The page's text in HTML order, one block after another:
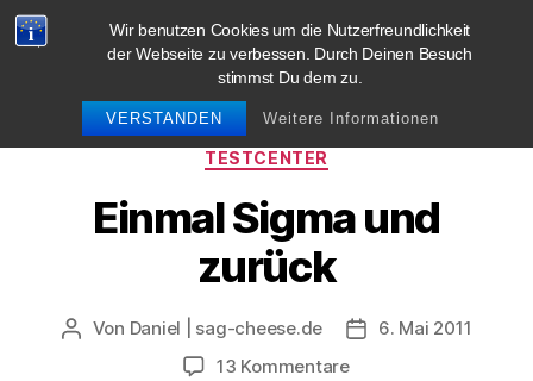
Wir benutzen Cookies um die Nutzerfreundlichkeit
der Webseite zu verbessen. Durch Deinen Besuch
stimmst Du dem zu.
VERSTANDEN Weitere Informationen
blog.sag-cheese.de
Kategorien
TESTCENTER
Einmal Sigma und
zurück
Beitragsautor
Von Daniel | sag-cheese.de Beitragsdatum
6. Mai 2011
13 Kommentarezu